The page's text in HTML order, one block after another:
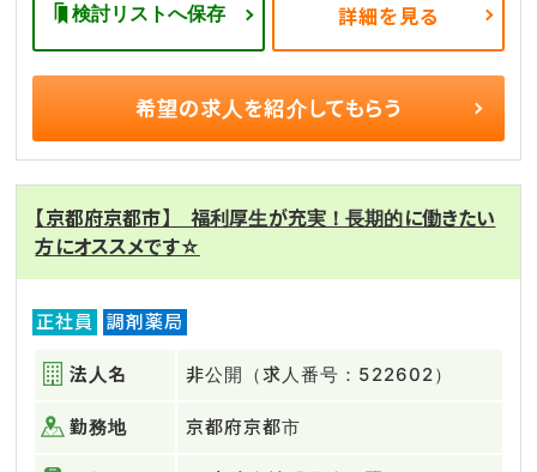
検討リストへ保存 詳細を見る
希望の求人を紹介してもらう
【京都府京都市】 福利厚生が充実！長期的に働きたい
方にオススメです☆
正社員 調剤薬局
法人名 非公開（求人番号：522602）
勤務地 京都府京都市